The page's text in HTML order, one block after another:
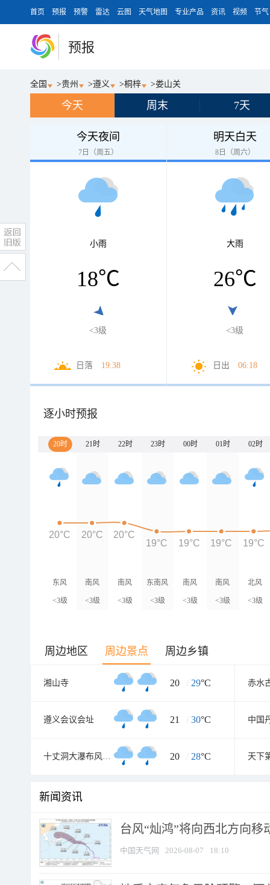
首页 预报 预警 雷达 云图 天气地图 专业产品 资讯 视频 节气
预报
全国 >贵州 >遵义 >桐梓 >娄山关
今天 周末 7天
今天夜间
7日（周五）
小雨
18℃
<3级
日落 19:38
明天白天
8日（周六）
大雨
26℃
<3级
日出 06:18
逐小时预报
20时 21时 22时 23时 00时 01时 02时
东风
<3级
南风
<3级
南风
<3级
东南风
<3级
南风
<3级
南风
<3级
北风
<3级
20°C 20°C
20°C
19°C
19°C 19°C 19°C
周边地区 周边景点 周边乡镇
湘山寺 20 / 29°C 赤水
遵义会议会址 21 / 30°C
十丈洞大瀑布风景区 20 / 28°C
新闻资讯
台风“灿鸿”将向西北方向移
中国天气网 2026-08-07 18:10